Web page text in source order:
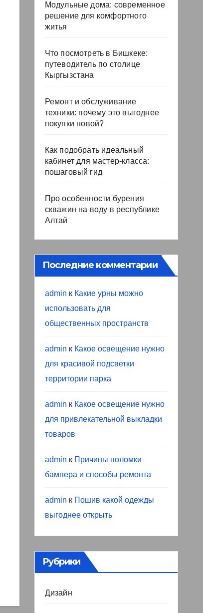
Модульные дома: современное
решение для комфортного
житья
Что посмотреть в Бишкеке:
путеводитель по столице
Кыргызстана
Ремонт и обслуживание
техники: почему это выгоднее
покупки новой?
Как подобрать идеальный
кабинет для мастер-класса:
пошаговый гид
Про особенности бурения
скважин на воду в республике
Алтай
Последние комментарии
admin к Какие урны можно
использовать для
общественных пространств
admin к Какое освещение нужно
для красивой подсветки
территории парка
admin к Какое освещение нужно
для привлекательной выкладки
товаров
admin к Причины поломки
бампера и способы ремонта
admin к Пошив какой одежды
выгоднее открыть
Рубрики
Дизайн